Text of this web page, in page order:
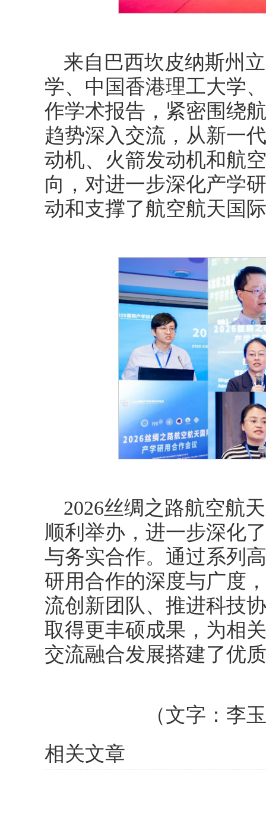
来自巴西坎皮纳斯州
学、中国香港理工大学
作学术报告，紧密围绕
趋势深入交流，从新一
动机、火箭发动机和航
向，对进一步深化产学
动和支撑了航空航天国
2026丝绸之路航空航
顺利举办，进一步深化
与务实合作。通过系列
研用合作的深度与广度
流创新团队、推进科技
取得更丰硕成果，为相
交流融合发展搭建了优
（文字：李
相关文章